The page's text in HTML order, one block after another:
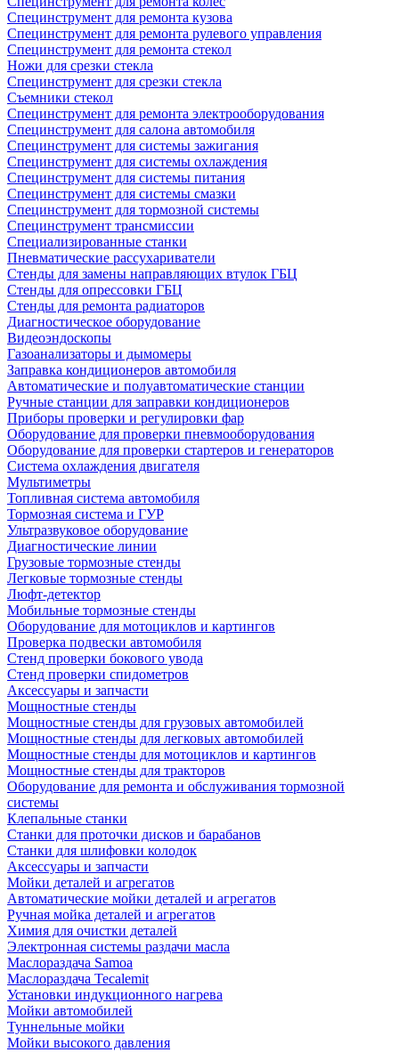
Специнструмент для ремонта кузова
Специнструмент для ремонта рулевого управления
Специнструмент для ремонта стекол
Ножи для срезки стекла
Специнструмент для срезки стекла
Съемники стекол
Специнструмент для ремонта электрооборудования
Специнструмент для салона автомобиля
Специнструмент для системы зажигания
Специнструмент для системы охлаждения
Специнструмент для системы питания
Специнструмент для системы смазки
Специнструмент для тормозной системы
Специнструмент трансмиссии
Специализированные станки
Пневматические рассухариватели
Стенды для замены направляющих втулок ГБЦ
Стенды для опрессовки ГБЦ
Стенды для ремонта радиаторов
Диагностическое оборудование
Видеоэндоскопы
Газоанализаторы и дымомеры
Заправка кондиционеров автомобиля
Автоматические и полуавтоматические станции
Ручные станции для заправки кондиционеров
Приборы проверки и регулировки фар
Оборудование для проверки пневмооборудования
Оборудование для проверки стартеров и генераторов
Система охлаждения двигателя
Мультиметры
Топливная система автомобиля
Тормозная система и ГУР
Ультразвуковое оборудование
Диагностические линии
Грузовые тормозные стенды
Легковые тормозные стенды
Люфт-детектор
Мобильные тормозные стенды
Оборудование для мотоциклов и картингов
Проверка подвески автомобиля
Стенд проверки бокового увода
Стенд проверки спидометров
Аксессуары и запчасти
Мощностные стенды
Мощностные стенды для грузовых автомобилей
Мощностные стенды для легковых автомобилей
Мощностные стенды для мотоциклов и картингов
Мощностные стенды для тракторов
Оборудование для ремонта и обслуживания тормозной
системы
Клепальные станки
Станки для проточки дисков и барабанов
Станки для шлифовки колодок
Аксессуары и запчасти
Мойки деталей и агрегатов
Автоматические мойки деталей и агрегатов
Ручная мойка деталей и агрегатов
Химия для очистки деталей
Электронная системы раздачи масла
Маслораздача Samoa
Маслораздача Tecalemit
Установки индукционного нагрева
Мойки автомобилей
Туннельные мойки
Мойки высокого давления